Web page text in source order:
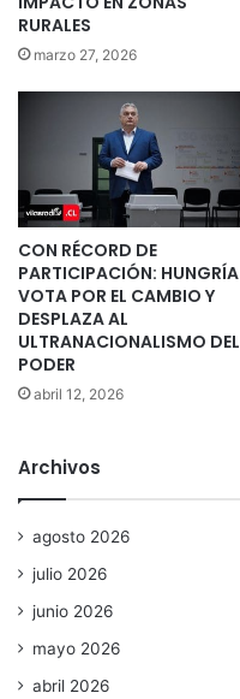
RURALES
marzo 27, 2026
CON RÉCORD DE
PARTICIPACIÓN: HUNGRÍA
VOTA POR EL CAMBIO Y
DESPLAZA AL
ULTRANACIONALISMO DEL
PODER
abril 12, 2026
Archivos
agosto 2026
julio 2026
junio 2026
mayo 2026
abril 2026